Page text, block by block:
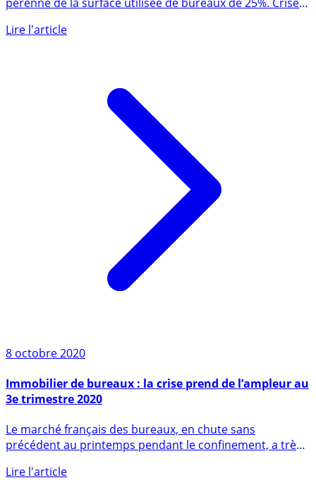
Aux USA, les professionnels anticipent une réduction
pérenne de la surface utilisée de bureaux de 25%. Crise
8 octobre 2020
3e trimestre 2020
précédent au printemps pendant le confinement, a très